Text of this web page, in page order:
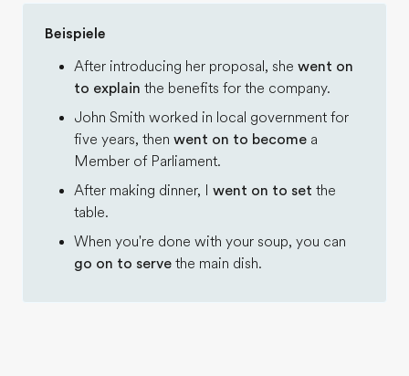
Beispiele
After introducing her proposal, she went on
to explain the benefits for the company.
John Smith worked in local government for
five years, then went on to become a
Member of Parliament.
After making dinner, I went on to set the
table.
When you're done with your soup, you can
go on to serve the main dish.